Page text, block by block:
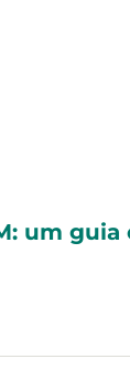
um